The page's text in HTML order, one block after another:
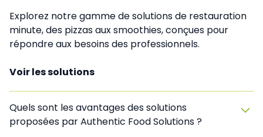
Explorez notre gamme de solutions de restauration
minute, des pizzas aux smoothies, conçues pour
répondre aux besoins des professionnels.
Voir les solutions
Quels sont les avantages des solutions
proposées par Authentic Food Solutions ?